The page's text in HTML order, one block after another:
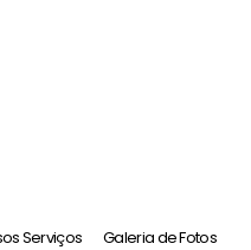
Serviços Galeria de Fotos